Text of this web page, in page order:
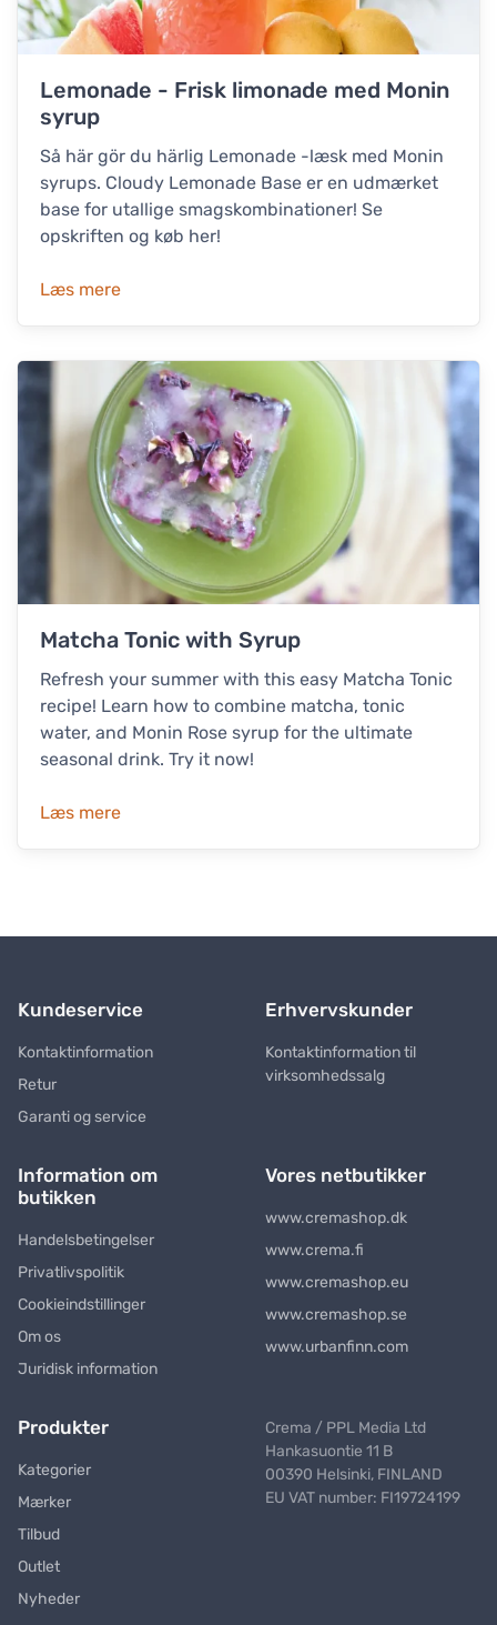
Lemonade - Frisk limonade med Monin
syrup
Så här gör du härlig Lemonade -læsk med Monin
syrups. Cloudy Lemonade Base er en udmærket
base for utallige smagskombinationer! Se
opskriften og køb her!
Læs mere
Matcha Tonic with Syrup
Refresh your summer with this easy Matcha Tonic
recipe! Learn how to combine matcha, tonic
water, and Monin Rose syrup for the ultimate
seasonal drink. Try it now!
Læs mere
Kundeservice
Kontaktinformation
Retur
Garanti og service
Erhvervskunder
Kontaktinformation til
virksomhedssalg
Information om
butikken
Handelsbetingelser
Privatlivspolitik
Cookieindstillinger
Om os
Juridisk information
Vores netbutikker
www.cremashop.dk
www.crema.fi
www.cremashop.eu
www.cremashop.se
www.urbanfinn.com
Produkter
Kategorier
Mærker
Tilbud
Outlet
Nyheder
Crema / PPL Media Ltd
Hankasuontie 11 B
00390 Helsinki, FINLAND
EU VAT number: FI19724199